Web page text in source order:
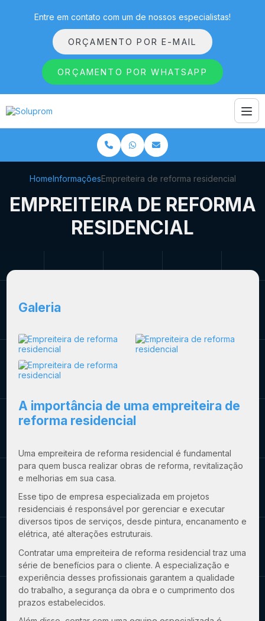
Entre em contato com um de nossos especialistas!
ORÇAMENTO POR E-MAIL
ORÇAMENTO POR WHATSAPP
HomeInformaçõesEmpreiteira de reforma residencial
EMPREITEIRA DE REFORMA
RESIDENCIAL
Galeria
A importância de uma empreiteira de
reforma residencial
Uma empreiteira de reforma residencial é fundamental
para quem busca realizar obras de reforma, revitalização
e melhorias em sua casa.
Esse tipo de empresa especializada em projetos
residenciais é responsável por gerenciar e executar
diversos tipos de serviços, desde pintura, encanamento e
elétrica, até alterações estruturais.
Contratar uma empreiteira de reforma residencial traz uma
série de benefícios para o cliente. A especialização e
experiência desses profissionais garantem a qualidade
do trabalho, a segurança da obra e o cumprimento dos
prazos estabelecidos.